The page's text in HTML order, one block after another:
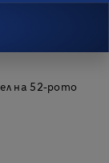
на 52-рото